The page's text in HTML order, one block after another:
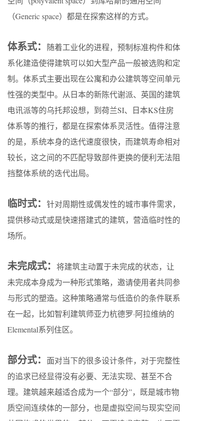
（Generic space）都是在探索这样的方式。
体系式：
随着工业化的进程，预制标准构件和体
系化建造使得建筑可以如大型产品一般被选购和定
制。体系式主要出现在公寓和办公建筑等空间单元
性强的类型中。从日本的新陈代谢派、英国的建筑
电讯派等的乌托邦设想，到荷兰SI、日本KS住房
体系等的推行，都是在探索体系灵活性。值得注意
的是，系统本身的迭代速度很快，而建筑寿命相对
较长，这之间的不匹配导致部件更换的便利无法阻
挡整体系统的迭代出局。
临时式： 针对周期性或偶发性的城市事件需求，
提供移动式或是快速搭建式的建筑，营造临时性的
场所。
未完成式： 将建筑主动置于未完成的状态，让
未完成本身成为一种形式策略，邀请使用者共同参
与形式的塑造。这种策略通常与低造价的条件联系
在一起，比如智利建筑师亚力杭德罗·阿拉维纳的
Elemental系列住区。
部分式：
面对当下的很多设计条件，对于完整性
的追求已经显得没有必要、无法实现、甚至不合
理。建筑越来越适合成为一个“部分”，既是城市物
质空间连续体的一部分，也是虚拟空间与现实空间